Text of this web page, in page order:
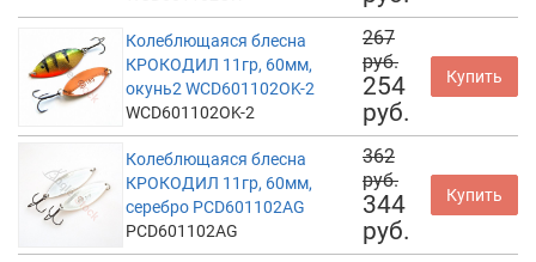
Колеблющаяся блесна
КРОКОДИЛ 11гр, 60мм,
окунь2 WCD601102OK-2
WCD601102OK-2
267
руб.
254
руб.
Купить
Колеблющаяся блесна
КРОКОДИЛ 11гр, 60мм,
серебро PCD601102AG
PCD601102AG
362
руб.
344
руб.
Купить